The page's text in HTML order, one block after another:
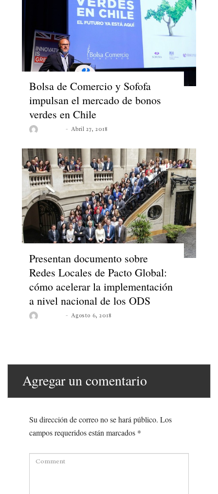
Bolsa de Comercio y Sofofa
impulsan el mercado de bonos
verdes en Chile
Abril 27, 2018
Presentan documento sobre
Redes Locales de Pacto Global:
cómo acelerar la implementación
a nivel nacional de los ODS
Agosto 6, 2018
Agregar un comentario
Su dirección de correo no se hará público. Los
campos requeridos están marcados *